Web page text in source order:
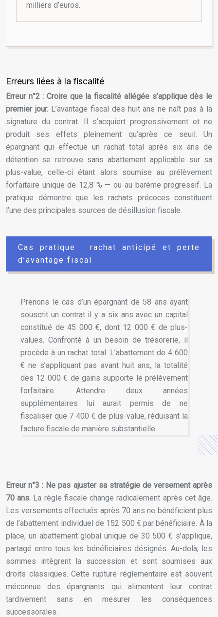
milliers d’euros.
Erreurs liées à la fiscalité
Erreur n°2 : Croire que la fiscalité allégée s’applique dès le
premier jour.L’avantage fiscal des huit ans ne naît pas à la
signature du contrat. Il s’acquiert progressivement et ne
produit ses effets pleinement qu’après ce seuil. Un
épargnant qui effectue un rachat total après six ans de
détention se retrouve sans abattement applicable sur sa
plus-value, celle-ci étant alors soumise au prélèvement
forfaitaire unique de 12,8 % — ou au barème progressif. La
pratique démontre que les rachats précoces constituent
l’une des principales sources de désillusion fiscale.
Cas pratique : rachat anticipé et perte
d’avantage fiscal
Prenons le cas d’un épargnant de 58 ans ayant
souscrit un contrat il y a six ans avec un capital
constitué de 45 000 €, dont 12 000 € de plus-
values. Confronté à un besoin de trésorerie, il
procède à un rachat total. L’abattement de 4 600
€ ne s’appliquant pas avant huit ans, la totalité
des 12 000 € de gains supporte le prélèvement
forfaitaire. Attendre deux années
supplémentaires lui aurait permis de ne
fiscaliser que 7 400 € de plus-value, réduisant la
facture fiscale de manière substantielle.
Erreur n°3 : Ne pas ajuster sa stratégie de versement après
70 ans. La règle fiscale change radicalement après cet âge.
Les versements effectués après 70 ans ne bénéficient plus
de l’abattement individuel de 152 500 € par bénéficiaire. À la
place, un abattement global unique de 30 500 € s’applique,
partagé entre tous les bénéficiaires désignés. Au-delà, les
sommes intègrent la succession et sont soumises aux
droits classiques. Cette rupture réglementaire est souvent
méconnue des épargnants qui alimentent leur contrat
tardivement sans en mesurer les conséquences
successorales.